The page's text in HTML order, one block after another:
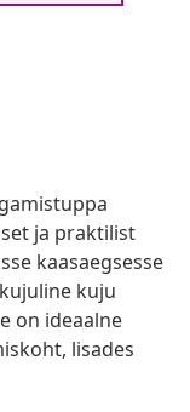
ja praktilist
kaasaegsesse
kuju
on ideaalne
lisades